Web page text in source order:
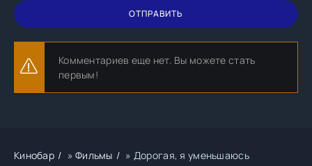
ОТПРАВИТЬ
Комментариев еще нет. Вы можете стать
первым!
Кинобар »Фильмы » Дорогая, я уменьшаюсь